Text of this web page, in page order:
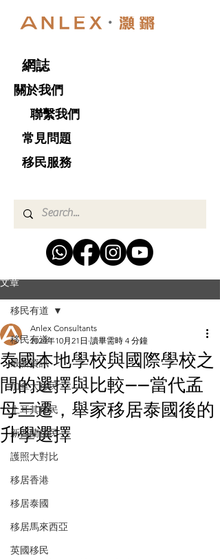
網誌
關於我們
聯繫我們
​ 常見問題
移民服務
文章
移民有道
最新資訊
加拿大移民
土耳其移民
新西蘭移民
護照大對比
移居香港
移居泰國
移居馬來西亞
英國移民
移民有道
泰國本地學校與國際學校之
間的選擇與比較——當代孟
母三遷，舉家移居泰國後的
升學選擇
Anlex Consultants
2024年10月21日 讀畢需時 4 分鐘